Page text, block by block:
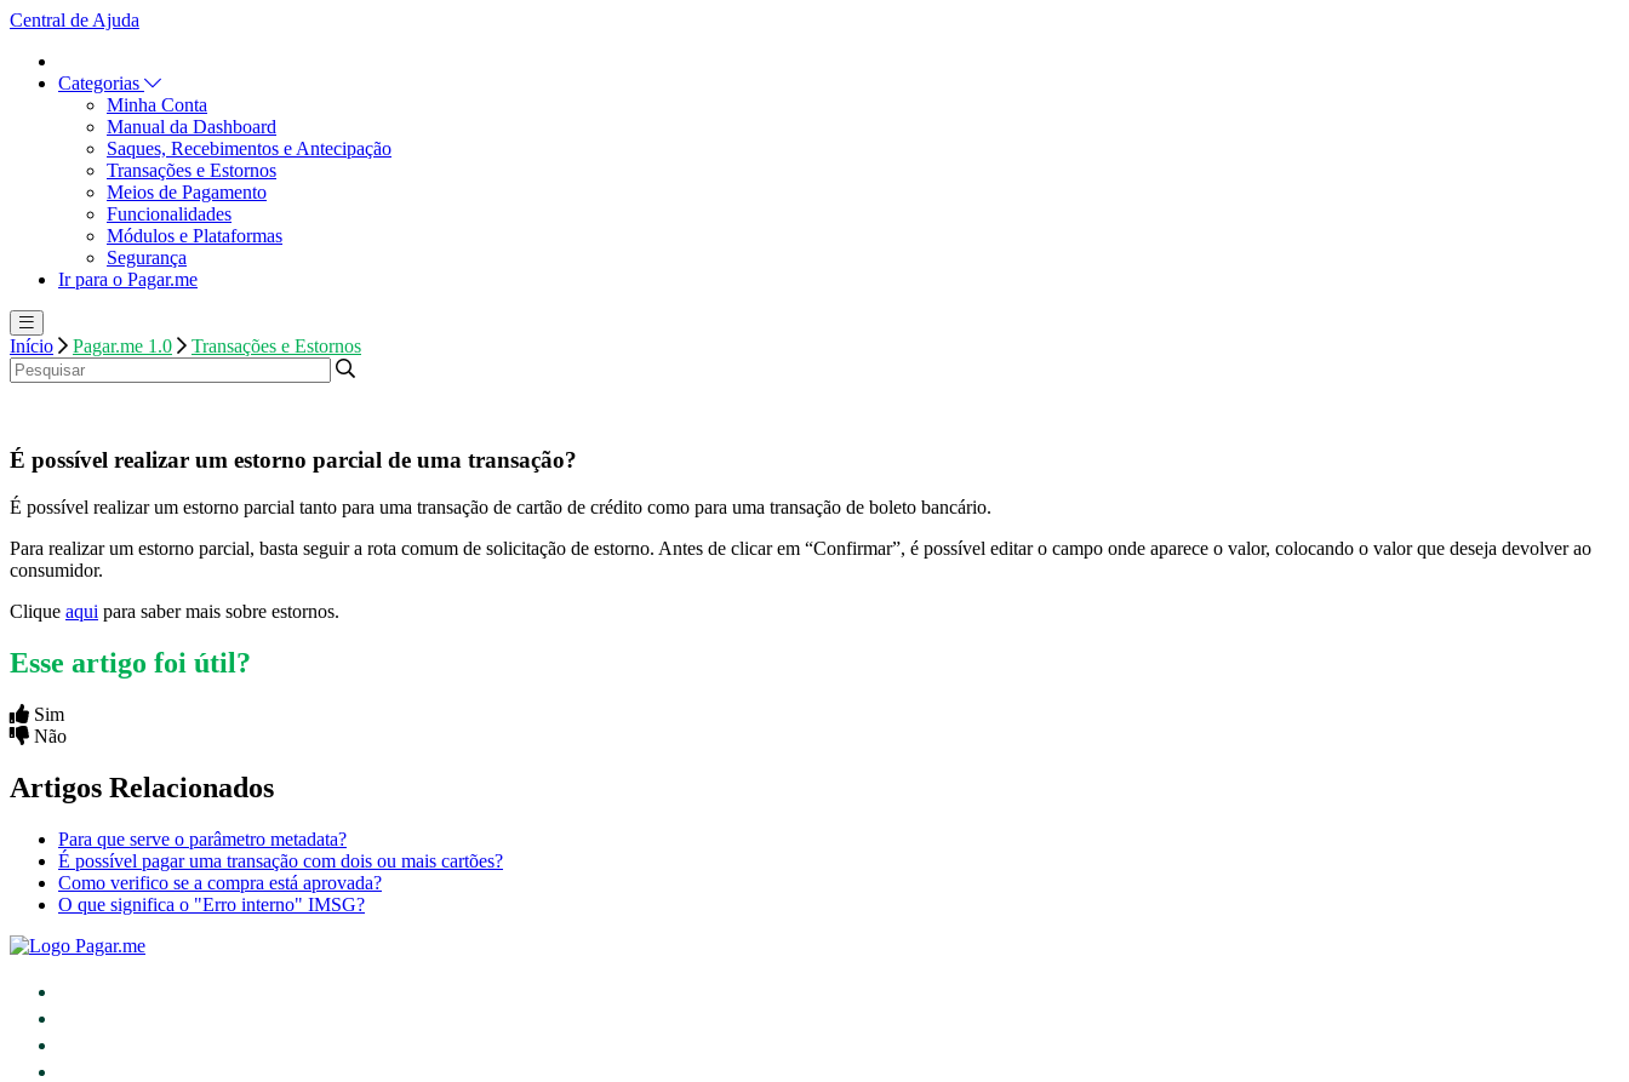
Central de Ajuda
Categorias
Minha Conta
Manual da Dashboard
Saques, Recebimentos e Antecipação
Transações e Estornos
Meios de Pagamento
Funcionalidades
Módulos e Plataformas
Segurança
Ir para o Pagar.me
Início Pagar.me 1.0 Transações e Estornos
É possível realizar um estorno parcial de uma transação?
É possível realizar um estorno parcial tanto para uma transação de cartão de crédito como para uma transação de boleto bancário.
Para realizar um estorno parcial, basta seguir a rota comum de solicitação de estorno. Antes de clicar em “Confirmar”, é possível editar o campo onde aparece o valor, colocando o valor que deseja devolver ao
consumidor.
Clique aqui para saber mais sobre estornos.
Esse artigo foi útil?
Sim
Não
Artigos Relacionados
Para que serve o parâmetro metadata?
É possível pagar uma transação com dois ou mais cartões?
Como verifico se a compra está aprovada?
O que significa o "Erro interno" IMSG?